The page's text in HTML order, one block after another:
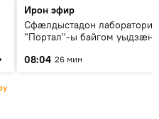
Ирон эфир
Сфæлдыстадон лаборатори
"Портал"-ы байгом уыдзæн
Æхсары куыстыты равдыст
08:04 26 мин